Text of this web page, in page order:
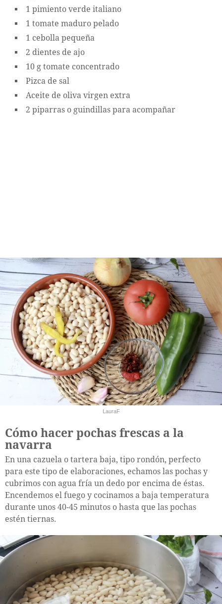
1 pimiento verde italiano
1 tomate maduro pelado
1 cebolla pequeña
2 dientes de ajo
10 g tomate concentrado
Pizca de sal
Aceite de oliva virgen extra
2 piparras o guindillas para acompañar
LauraF
Cómo hacer pochas frescas a la
navarra
En una cazuela o tartera baja, tipo rondón, perfecto
para este tipo de elaboraciones, echamos las pochas y
cubrimos con agua fría un dedo por encima de éstas.
Encendemos el fuego y cocinamos a baja temperatura
durante unos 40-45 minutos o hasta que las pochas
estén tiernas.